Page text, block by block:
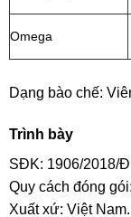
Omega
Dạng bào chế:
Trình bày
SĐK: 1906/2018/
Quy cách đóng
Xuất xứ: Việt Nam.